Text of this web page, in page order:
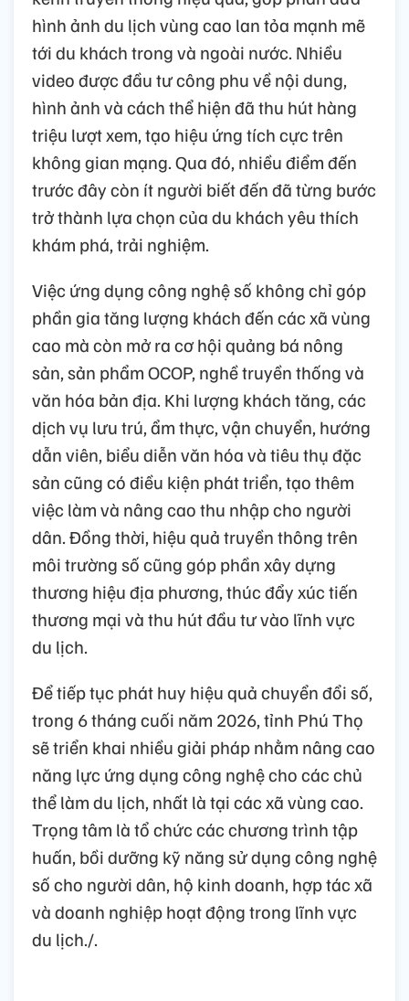
hình ảnh du lịch vùng cao lan tỏa mạnh mẽ
tới du khách trong và ngoài nước. Nhiều
video được đầu tư công phu về nội dung,
hình ảnh và cách thể hiện đã thu hút hàng
triệu lượt xem, tạo hiệu ứng tích cực trên
không gian mạng. Qua đó, nhiều điểm đến
trước đây còn ít người biết đến đã từng bước
trở thành lựa chọn của du khách yêu thích
khám phá, trải nghiệm.
Việc ứng dụng công nghệ số không chỉ góp
phần gia tăng lượng khách đến các xã vùng
cao mà còn mở ra cơ hội quảng bá nông
sản, sản phẩm OCOP, nghề truyền thống và
văn hóa bản địa. Khi lượng khách tăng, các
dịch vụ lưu trú, ẩm thực, vận chuyển, hướng
dẫn viên, biểu diễn văn hóa và tiêu thụ đặc
sản cũng có điều kiện phát triển, tạo thêm
việc làm và nâng cao thu nhập cho người
dân. Đồng thời, hiệu quả truyền thông trên
môi trường số cũng góp phần xây dựng
thương hiệu địa phương, thúc đẩy xúc tiến
thương mại và thu hút đầu tư vào lĩnh vực
du lịch.
Để tiếp tục phát huy hiệu quả chuyển đổi số,
trong 6 tháng cuối năm 2026, tỉnh Phú Thọ
sẽ triển khai nhiều giải pháp nhằm nâng cao
năng lực ứng dụng công nghệ cho các chủ
thể làm du lịch, nhất là tại các xã vùng cao.
Trọng tâm là tổ chức các chương trình tập
huấn, bồi dưỡng kỹ năng sử dụng công nghệ
số cho người dân, hộ kinh doanh, hợp tác xã
và doanh nghiệp hoạt động trong lĩnh vực
du lịch./.